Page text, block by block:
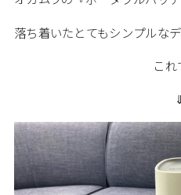
落ち着いたとてもシンプルな
これで